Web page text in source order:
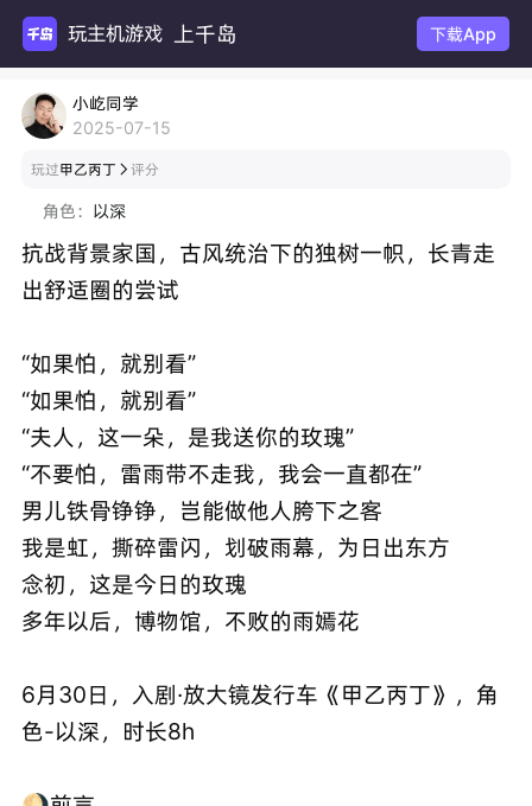
玩主机游 上千岛 下载App
小屹同学
2025-07-15
玩过甲乙丙丁  评分
角色： 以深
抗战背景家国，古风统治下的独树一帜，长青走
出舒适圈的尝试
“如果怕，就别看”
“如果怕，就别看”
“夫人，这一朵，是我送你的玫瑰”
“不要怕，雷雨带不走我，我会一直都在”
男儿铁骨铮铮，岂能做他人胯下之客
我是虹，撕碎雷闪，划破雨幕，为日出东方
念初，这是今日的玫瑰
多年以后，博物馆，不败的雨嫣花
6月30日，入剧·放大镜发行车《甲乙丙丁》，角
色-以深，时长8h